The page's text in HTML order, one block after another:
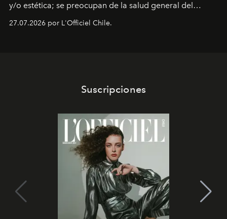
y/o estética; se preocupan de la salud general del
paciente y entienden la prevención como una arista
intransable.
27.07.2026 por L'Officiel Chile.
Suscripciones